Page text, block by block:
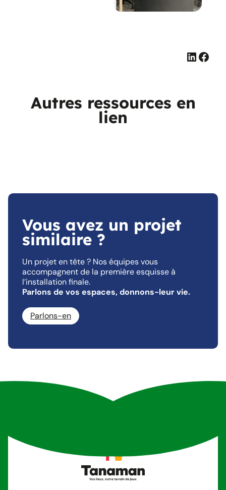
Autres ressources en
lien
Vous avez un projet
similaire ?
Un projet en tête ? Nos équipes vous
accompagnent de la première esquisse à
l’installation finale.
Parlons de vos espaces, donnons-leur vie.
Parlons-en